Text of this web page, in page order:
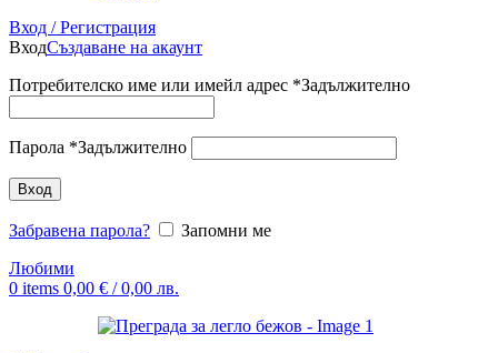
Вход / Регистрация
ВходСъздаване на акаунт
Потребителско име или имейл адрес *Задължително
Парола *Задължително
Вход
Забравена парола?
Запомни ме
Любими
0 items 0,00 € / 0,00 лв.